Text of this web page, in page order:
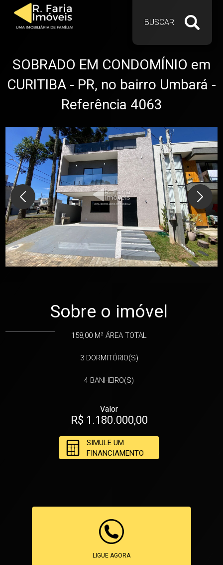
BUSCAR
SOBRADO EM CONDOMÍNIO em
CURITIBA - PR, no bairro Umbará -
Referência 4063
Sobre o imóvel
158,00 M² ÁREA TOTAL
3DORMITÓRIO(S)
4 BANHEIRO(S)
Valor
R$ 1.180.000,00
SIMULE UM
FINANCIAMENTO
LIGUE AGORA